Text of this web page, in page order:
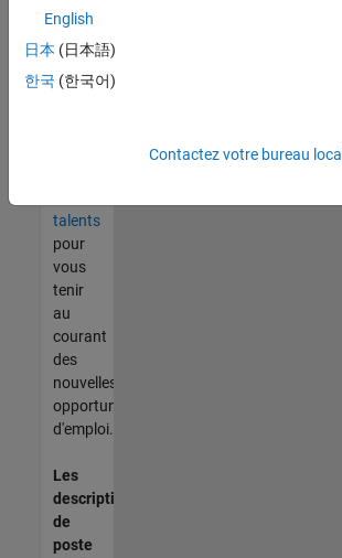
d'offre
corresponde
à vos
talents
pour
vous
tenir
au
courant
des
nouvelles
opportunités
d'emploi.
Les
descriptions
de
poste
English
日本 (日本語)
한국 (한국어)
Contactez votre bureau local